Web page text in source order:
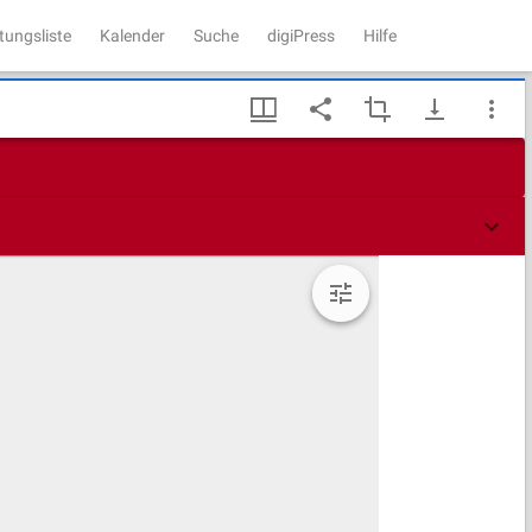
Kalender Suche digiPress Hilfe